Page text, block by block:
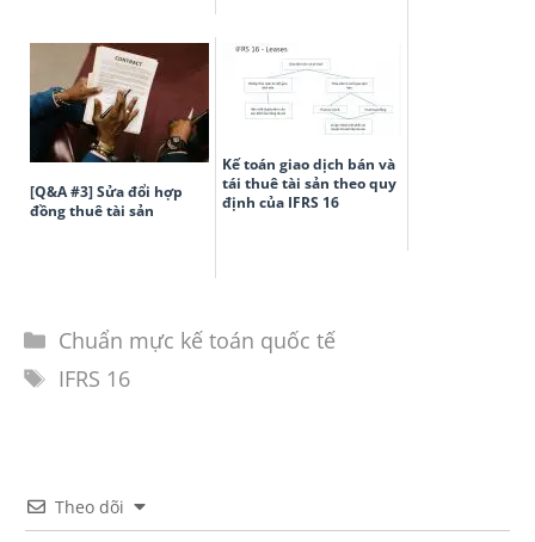
[Q&A #3] Sửa đổi hợp
đồng thuê tài sản
Kế toán giao dịch bán và
tái thuê tài sản theo quy
định của IFRS 16
Chuẩn mực kế toán quốc tế
IFRS 16
Theo dõi